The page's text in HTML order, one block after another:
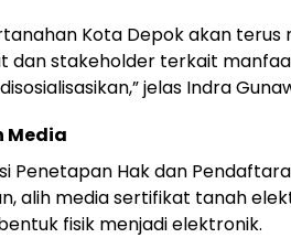
Kota Depok akan
dan stakeholder terkait
jelas Indra
Media
Penetapan Hak dan
alih media sertifikat tanah
fisik menjadi elektronik.